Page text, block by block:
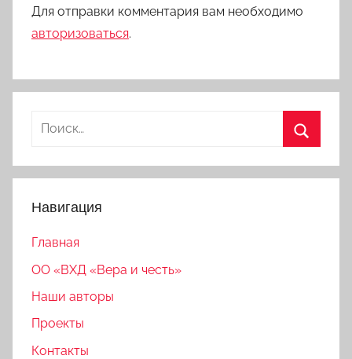
Для отправки комментария вам необходимо
авторизоваться.
Найти:
Навигация
Главная
ОО «ВХД «Вера и честь»
Наши авторы
Проекты
Контакты